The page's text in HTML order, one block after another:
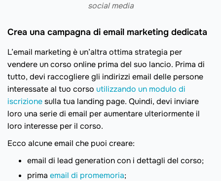
social media
Crea una campagna di email marketing dedicata
L’email marketing è un’altra ottima strategia per
vendere un corso online prima del suo lancio. Prima di
tutto, devi raccogliere gli indirizzi email delle persone
interessate al tuo corso utilizzando un modulo di
iscrizionesulla tua landing page. Quindi, devi inviare
loro una serie di email per aumentare ulteriormente il
loro interesse per il corso.
Ecco alcune email che puoi creare:
email di lead generation con i dettagli del corso;
prima email di promemoria;